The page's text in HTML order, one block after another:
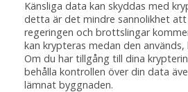
Känsliga data kan skyddas med
detta är det mindre sannolikhet
regeringen och brottslingar
kan krypteras medan den används,
Om du har tillgång till dina
behålla kontrollen över din data
lämnat byggnaden.